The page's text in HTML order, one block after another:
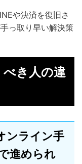
や決済を復旧さ
っ取り早い解決策
き人の違
ンライン手
進められ